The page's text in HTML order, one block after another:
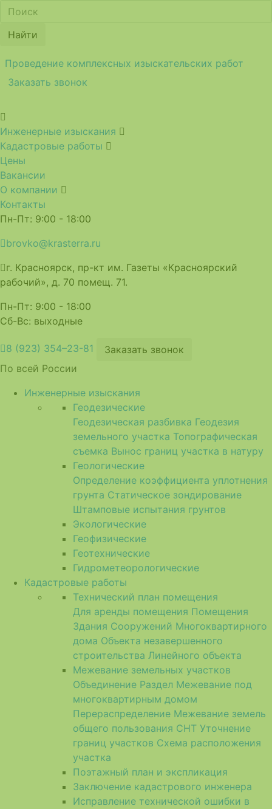
Найти
Проведение комплексных изыскательских работ
Заказать звонок
Инженерные изыскания
Кадастровые работы
Цены
Вакансии
О компании
Контакты
Пн-Пт: 9:00 - 18:00
brovko@krasterra.ru
г. Красноярск, пр-кт им. Газеты «Красноярский
рабочий», д. 70 помещ. 71.
Пн-Пт: 9:00 - 18:00
Сб-Вс: выходные
8 (923) 354–23-81
Заказать звонок
По всей России
Инженерные изыскания
Геодезические
Геодезическая разбивка Геодезия
земельного участка Топографическая
съемка Вынос границ участка в натуру
Геологические
Определение коэффициента уплотнения
грунта Статическое зондирование
Штамповые испытания грунтов
Экологические
Геофизические
Геотехнические
Гидрометеорологические
Кадастровые работы
Технический план помещения
Для аренды помещения Помещения
Здания Сооружений Многоквартирного
дома Объекта незавершенного
строительства Линейного объекта
Межевание земельных участков
Объединение Раздел Межевание под
многоквартирным домом
Перераспределение Межевание земель
общего пользования СНТ Уточнение
границ участков Схема расположения
участка
Поэтажный план и экспликация
Заключение кадастрового инженера
Исправление технической ошибки в